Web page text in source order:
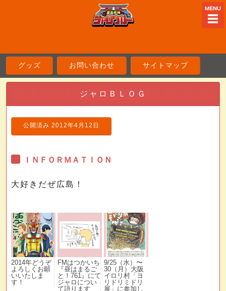
グッズ お問い合わせ サイトマップ
ジャロＢＬＯＧ
公開済み 2012年4月12日
ＩＮＦＯＲＭＡＴＩＯＮ
大好きだぜ広島！
2014年どうぞ
よろしくお願
いいたしま
す！
FMはつかいち
『昼はまるご
と！761』にて
ジャロについ
て語ります
9/25（水）〜
30（月）大阪
イロリ村「ヨ
リドリミドリ
展」に参加し